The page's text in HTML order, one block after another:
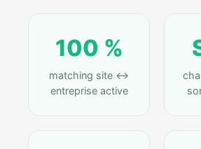
100 %
matching site ↔
entreprise active